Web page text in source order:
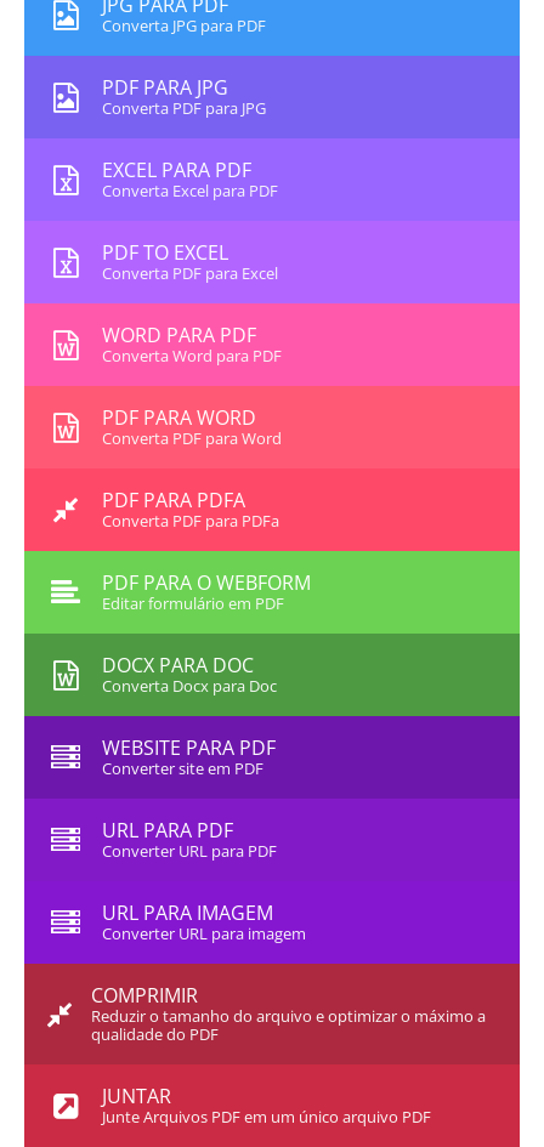
Converta JPG para PDF
PDF PARA JPG
Converta PDF para JPG
EXCEL PARA PDF
Converta Excel para PDF
PDF TO EXCEL
Converta PDF para Excel
WORD PARA PDF
Converta Word para PDF
PDF PARA WORD
Converta PDF para Word
PDF PARA PDFA
Converta PDF para PDFa
PDF PARA O WEBFORM
Editar formulário em PDF
DOCX PARA DOC
Converta Docx para Doc
WEBSITE PARA PDF
Converter site em PDF
URL PARA PDF
Converter URL para PDF
URL PARA IMAGEM
Converter URL para imagem
COMPRIMIR
Reduzir o tamanho do arquivo e optimizar o máximo a
qualidade do PDF
JUNTAR
Junte Arquivos PDF em um único arquivo PDF